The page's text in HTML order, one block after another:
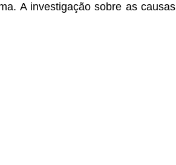
A investigação sobre as causas